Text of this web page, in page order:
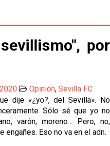
objetivo es mejorar la
a los nuevos
Flores" por Rafa
juega Fran González
las ofertas más
por
Opinión, Sevilla FC
dije «¿yo?, del Sevilla». No
Sólo sé que yo no
varón, moreno… Pero, no,
engañes. Eso no va en el adn.